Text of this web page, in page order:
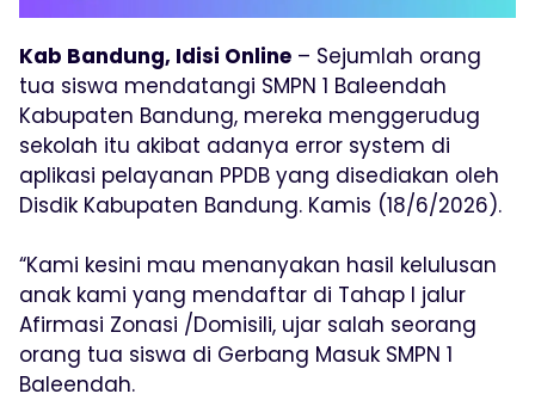
Kab Bandung, Idisi Online – Sejumlah orang
tua siswa mendatangi SMPN 1 Baleendah
Kabupaten Bandung, mereka menggerudug
sekolah itu akibat adanya error system di
aplikasi pelayanan PPDB yang disediakan oleh
Disdik Kabupaten Bandung. Kamis (18/6/2026).
“Kami kesini mau menanyakan hasil kelulusan
anak kami yang mendaftar di Tahap I jalur
Afirmasi Zonasi /Domisili, ujar salah seorang
orang tua siswa di Gerbang Masuk SMPN 1
Baleendah.